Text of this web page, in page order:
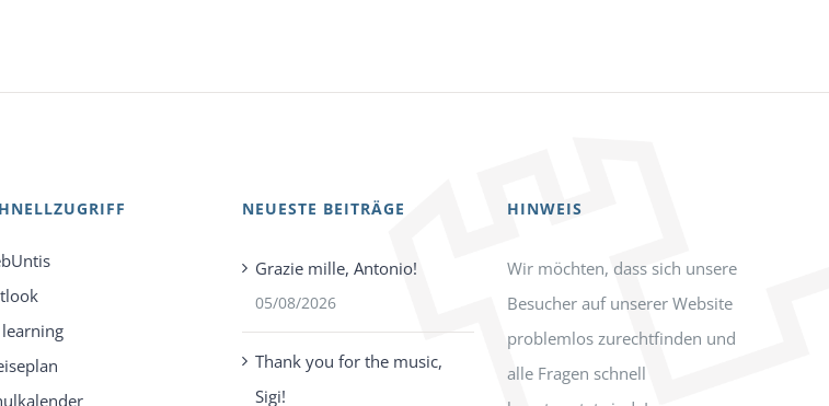
learning
NEUESTE BEITRÄGE
Grazie mille, Antonio!
05/08/2026
Thank you for the music,
Sigi!
HINWEIS
Wir möchten, dass sich unsere
Besucher auf unserer Website
problemlos zurechtfinden und
alle Fragen schnell